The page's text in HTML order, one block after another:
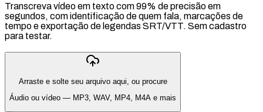
Transcreva vídeo em texto com 99% de precisão em
segundos, com identificação de quem fala, marcações de
tempo e exportação de legendas SRT/VTT. Sem cadastro
para testar.
Arraste e solte seu arquivo aqui, ou procure
Áudio ou vídeo — MP3, WAV, MP4, M4A e mais